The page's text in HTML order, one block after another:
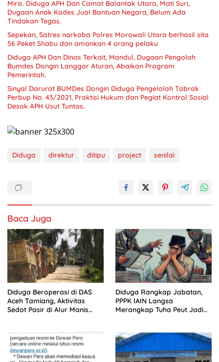
Miris. Diduga APH Dan Camat Balantak Utara, Mati Suri,
Dugaan Anak Kades Jual Bantuan Negara, Belum Ada
Sepekan, Satres narkoba Polres Morowali Utara berhasil sita
56 Peket Shabu dan amankan 4 orang pelaku
Diduga APH Dan Dinas Terkait, Mandul, Dugaan Pengolah
Bumdes Dongin Langgar Aturan, Abaikan Program
Pemerintah.
Sinyal Darurat BUMDes Dongin Diduga Pengelolah Tabrak
Perbup No. 43/2021, Praktisi Hukum dan Pegiat Kontrol Sosial
Desak APH Usut Tuntas.
Diduga direktur ditipu project senilai
Baca Juga
Diduga Beroperasi di DAS
Aceh Tamiang, Aktivitas
Sedot Pasir di Alur Manis
Diduga Rangkap Jabatan,
PPPK IAIN Langsa
Merangkap Tuha Peut Jadi